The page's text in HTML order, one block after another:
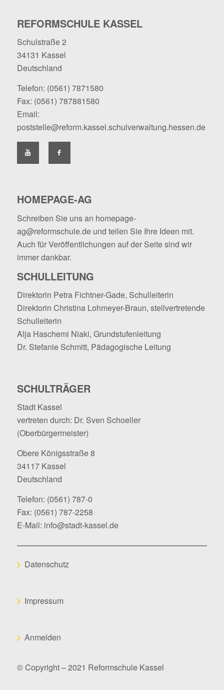
REFORMSCHULE KASSEL
Schulstraße 2
34131 Kassel
Deutschland
Telefon: (0561) 7871580
Fax: (0561) 787881580
Email:
poststelle@reform.kassel.schulverwaltung.hessen.de
HOMEPAGE-AG
Schreiben Sie uns an homepage-
ag@reformschule.deund teilen Sie Ihre Ideen mit.
Auch für Veröffentlichungen auf der Seite sind wir
immer dankbar.
SCHULLEITUNG
Direktorin Petra Fichtner-Gade, Schulleiterin
Direktorin Christina Lohmeyer-Braun, stellvertretende
Schulleiterin
Alja Haschemi Niaki, Grundstufenleitung
Dr. Stefanie Schmitt, Pädagogische Leitung
SCHULTRÄGER
Stadt Kassel
vertreten durch: Dr. Sven Schoeller
(Oberbürgermeister)
Obere Königsstraße 8
34117 Kassel
Deutschland
Telefon: (0561) 787-0
Fax: (0561) 787-2258
E-Mail: info@stadt-kassel.de
Datenschutz
Impressum
Anmelden
© Copyright – 2021 Reformschule Kassel